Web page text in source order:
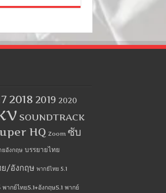
2018 2019 2020
SOUNDTRACK
HQ Zoom ซับ
ยอังกฤษ บรรยายไทย
/อังกฤษ พากย์ไทย 5.1
พากย์ไทย5.1+อังกฤษ5.1 พากย์